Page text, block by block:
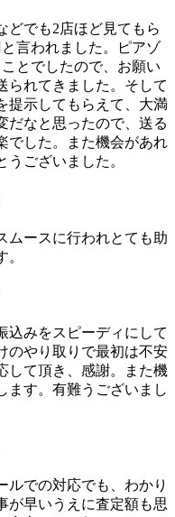
どでも2店ほど見てもら
言われました。ピアゾ
とでしたので、お願い
られてきました。そして
提示してもらえて、大満
だなと思ったので、送る
でした。また機会があれ
ございました。
ムースに行われとても助
込みをスピーディにして
のやり取りで最初は不安
して頂き、感謝。また機
ます。有難うございまし
ルでの対応でも、わかり
が早いうえに査定額も思